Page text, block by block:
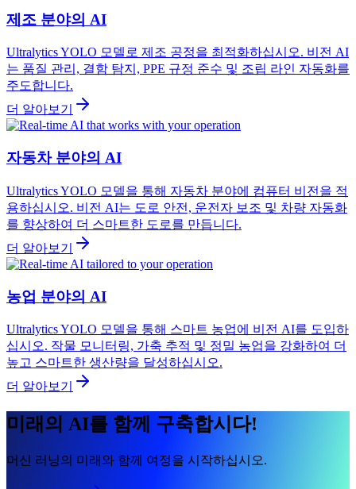
제조 분야의 AI
Ultralytics YOLO 모델로 제조 공정을 최적화하십시오. 비전 AI
는 품질 관리, 결함 탐지, PPE 규정 준수 및 조립 라인 자동화를
주도합니다.
더 알아보기
자동차 분야의 AI
Ultralytics YOLO 모델을 통해 자동차 분야에 컴퓨터 비전을 적
용하십시오. 비전 AI는 도로 안전, 운전자 보조 및 차량 자동화
를 향상하여 더 스마트한 도로를 만듭니다.
더 알아보기
농업 분야의 AI
Ultralytics YOLO 모델을 통해 스마트 농업에 비전 AI를 도입하
십시오. 작물 모니터링, 가축 추적 및 정밀 농업을 강화하여 더
높고 스마트한 생산량을 달성하십시오.
더 알아보기
미래의 AI를 함께 구축합시다!
머신 러닝의 미래와 함께 여정을 시작하십시오.